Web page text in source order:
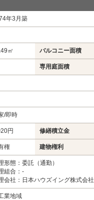
年3月築
㎡ バルコニー面積
専用庭面積
/即時
円 修繕積立金
権 建物権利
形態：委託（通勤）
組合：-
会社：日本ハウズイング株式会社
業地域